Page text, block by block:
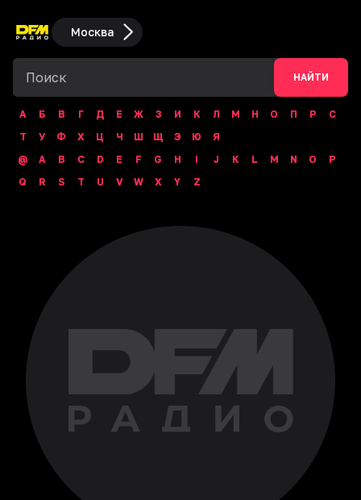
Москва
НАЙТИ
А Б В Г Д Е Ж З И К Л М Н О П Р
С
Т
У Ф Х Ц Ч Ш Щ Э Ю
Я
@
A B C D E F G H I J K L M N O
P
Q
R S T U V W X Y Z